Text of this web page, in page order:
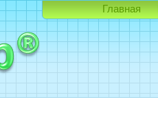
Главная